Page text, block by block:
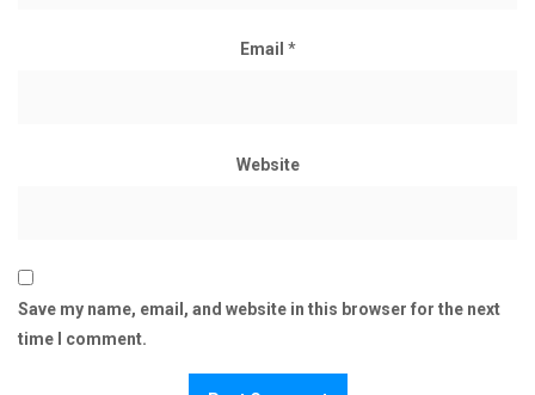
Email *
Website
Save my name, email, and website in this browser for the next
time I comment.